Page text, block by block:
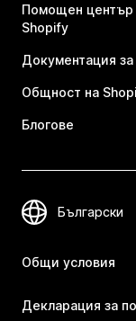
Помощен център
Shopify
Документация за
Общност на
Блогове
Общи условия
Декларация за